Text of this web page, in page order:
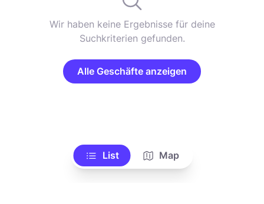
Wir haben keine Ergebnisse für deine
Suchkriterien gefunden.
Alle Geschäfte anzeigen
List Map